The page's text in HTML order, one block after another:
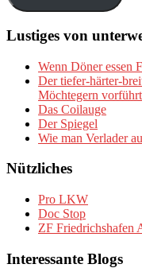
Lustiges von
Wenn Döner essen
Der tiefer-härter-
Möchtegern
Das Coilauge
Der Spiegel
Wie man Verlader
Nützliches
Pro LKW
Doc Stop
ZF Friedrichshafen
Interessante Blogs